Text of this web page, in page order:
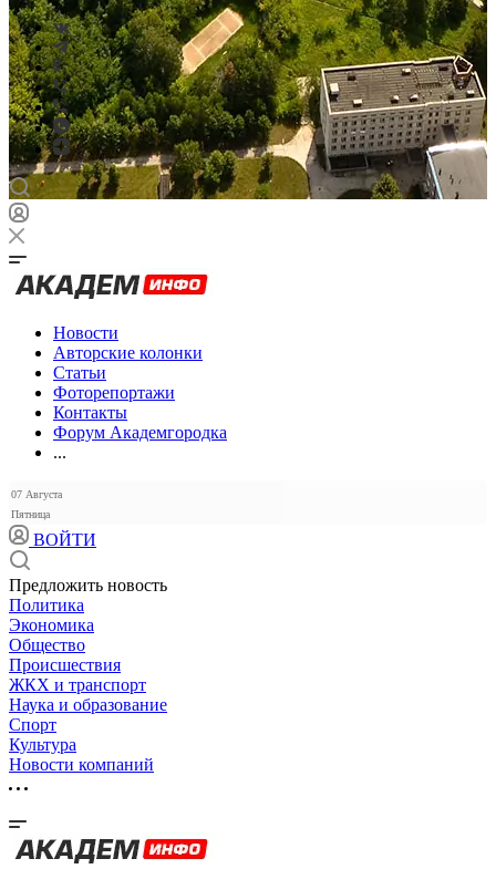
Новости
Авторские колонки
Статьи
Фоторепортажи
Контакты
Форум Академгородка
...
07 Августа
Пятница
ВОЙТИ
Предложить новость
Политика
Экономика
Общество
Происшествия
ЖКХ и транспорт
Наука и образование
Спорт
Культура
Новости компаний